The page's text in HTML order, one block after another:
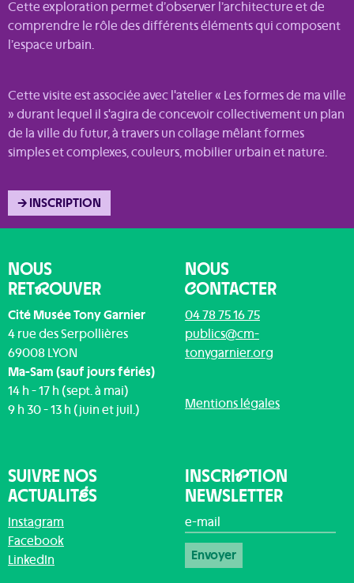
Cette exploration permet d’observer l’architecture et de
comprendre le rôle des différents éléments qui composent
l’espace urbain.
Cette visite est associée avec l'atelier « Les formes de ma ville
» durant lequel il s'agira de concevoir collectivement un plan
de la ville du futur, à travers un collage mêlant formes
simples et complexes, couleurs, mobilier urbain et nature.
→ INSCRIPTION
NOUS
RETROUVER
Cité Musée Tony Garnier
4 rue des Serpollières
69008 LYON
Ma-Sam (sauf jours fériés)
14 h - 17 h (sept. à mai)
9 h 30 - 13 h (juin et juil.)
NOUS
CONTACTER
04 78 75 16 75
publics@cm-
tonygarnier.org
Mentions légales
SUIVRE NOS
ACTUALITÉS
Instagram
Facebook
LinkedIn
INSCRIPTION
NEWSLETTER
e-mail
Envoyer